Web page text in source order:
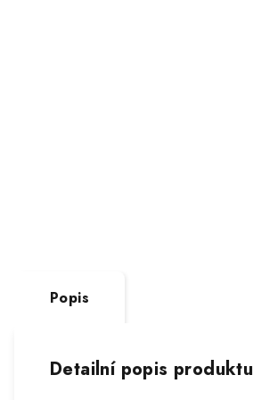
Popis
Detailní popis produktu